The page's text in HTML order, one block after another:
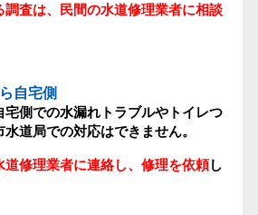
調査は、民間の水道修理業者に相談
自宅側
宅側での水漏れトラブルやトイレつ
道局での対応はできません。
道修理業者に連絡し、修理を依頼し